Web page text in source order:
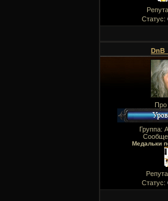
Статус:
Про
Группа:
Медальки
Статус: